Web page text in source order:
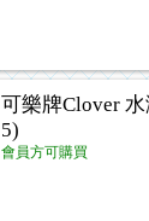
可樂牌Clover
5)
會員方可購買